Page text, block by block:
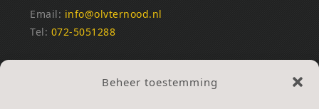
Beheer toestemming
Email: info@olvternood.nl
Tel: 072-5051288
REKENINGNUMMERS
NL25INGB0000672168